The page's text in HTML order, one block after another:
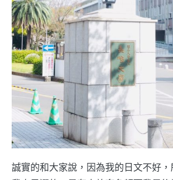
誠實的和大家說，因為我的日文不好